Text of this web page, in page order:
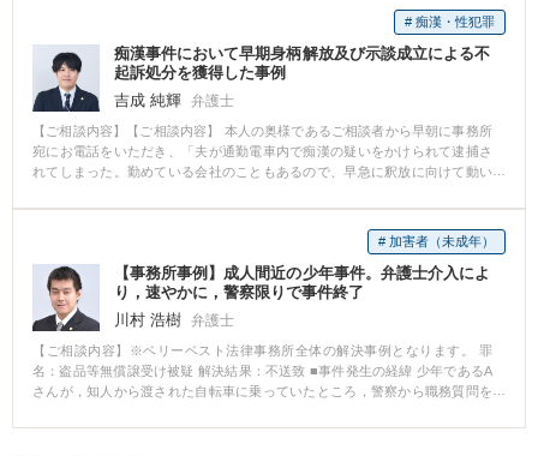
術は転職市場でも有利なものであったことから、復職するよりも有利な条件
を獲得できるのであれば転職を前提とする和解も視野に入れるという方針を
決定しました。 そして、弁護士から勤務先に内容証明を送り、自宅待機命令
は無効であると主張して、直ちにAさんを元の業務に復帰させた上で減額分の
給与を全額支払うよう求めました。 すると、ほどなく勤務先から解決金を支
払っての解決の打診がありました。 そこで、自宅待機命令により減額された
給与の支払いに加え、Aさんが転職活動に要すると考えられる期間分の給与を
試算し、それをもとに解決金額を提示したところ、勤務先より、解決金の支
払いに応じるとの返答がありました。 結果として、Aさんは転職活動期間中
することなく転職活動に専念できる形となりました。第1希望である復職は叶
いませんでしたが、 「同じ勤務先に復帰することで将来また同様のトラブル
が起きてしまう不安を考えれば、余裕をもって転職活動ができることになっ
てよかった」 とご満足いただけました。 ※ご依頼者様の守秘義務の観点か
ら、一部、内容を抽象化して掲載しております。
を持参し、相談に来られました。 相談では、これまでの就業状況、入院に至
った経緯、入院当初及び入院中の会社の態様、退職手続が取られた際の出来
事等を丁寧にお話いただけたので、弁護士としても頭の中でどういう事案で
あり、法的に何が問題になるかがスムーズに整理できました。 本件では、休
職期間の満了を理由に退職の手続きが取られましたが、会社から送られてき
た資料を精査すると、そもそも会社側がとった退職処理には手続的に重大な
問題があることや、入院期間中の会社側の対応に問題があることがわかり、
退職の有効性を争っていくことになりました。 【ベリーベストの対応とその
無効であるとして、通知書を送りました。 会社側は、Aさんを退職にしたこ
とについて違法性はないと強く争う姿勢を示してきたため、結果的に、裁判
で長期にわたり争うことになりました。 裁判手続きは長期にわたりました
が、本件の問題点を整理した書面を提出し、その問題点を示す資料を可能な
限り提出していくことで、裁判書もこちら側が主張する問題点を理解してく
れました。 結果としては、訴訟において裁判所からAさんの主張が認められ
るであろう心証が開示されたことから、給与2年分を超える解決金が支払われ
る和解が成立し、無事解決となりました。 ※ご依頼者様の守秘義務の観点か
ら、一部、内容を抽象化して掲載しております。
# 痴漢・性犯罪
痴漢事件において早期身柄解放及び示談成立による不
起訴処分を獲得した事例
吉成 純輝 弁護士
【ご相談内容】【ご相談内容】 本人の奥様であるご相談者から早朝に事務所
宛にお電話をいただき、「夫が通勤電車内で痴漢の疑いをかけられて逮捕さ
れてしまった。勤めている会社のこともあるので、早急に釈放に向けて動い
れについてご説明し、すぐに逮捕された警察署に連絡を取り、当事務所の弁
護士が接見に向かいました。 【解決の過程と結果】 接見においてまずは被疑
事実の確認、次に取調べ対応等についてアドバイスを行い、最後に奥様から
の伝言をお伝えしました。接見終了後、接見結果を奥様にご報告し、まずは
身柄解放に向けて迅速に動いていくことになりました。奥様に身元引受書を
作成いただき、勾留を阻止する意見書を検察官及び裁判官に提出し、裁判官
と面会を行い、勾留請求却下を求めた結果、ご本人は逮捕された翌日に無事
釈放されました。 また、被害者の方との示談交渉も行い、無事示談を成立さ
せることができたので、示談書の写しと被害届取下げ書を捜査機関に提出
し、検察官に対して不起訴処分を求めました。 最終的には早期の身柄解放と
# 加害者（未成年）
【事務所事例】成人間近の少年事件。弁護士介入によ
り，速やかに，警察限りで事件終了
川村 浩樹 弁護士
【ご相談内容】※ベリーベスト法律事務所全体の解決事例となります。 罪
名：盗品等無償譲受け被疑 解決結果：不送致 ■事件発生の経緯 少年であるA
さんが，知人から渡された自転車に乗っていたところ，警察から職務質問を
け取ったと疑われ，警察に呼ばれて取り調べを受けていました。 ■相談～解